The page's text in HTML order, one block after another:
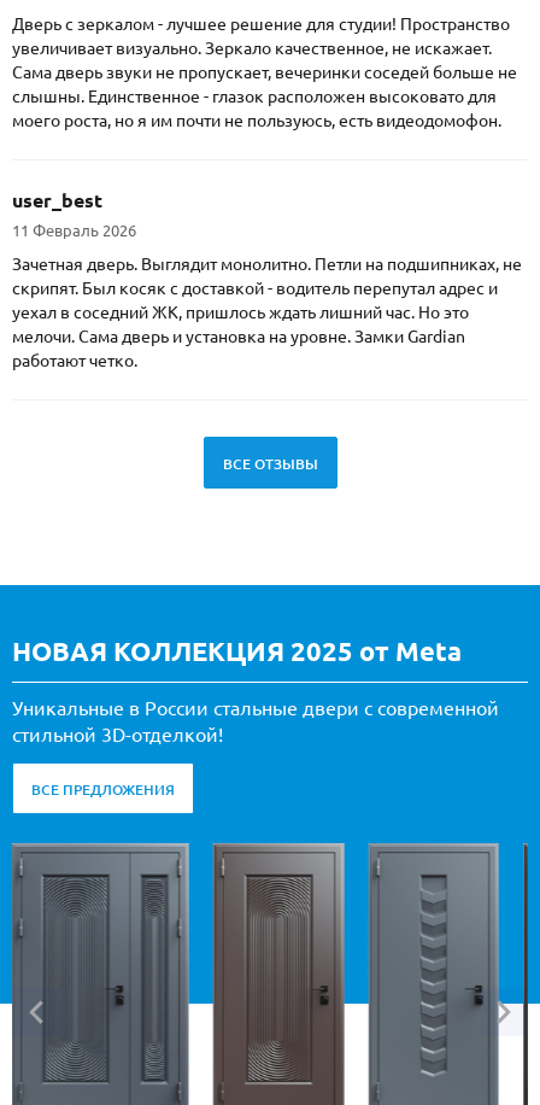
Дверь с зеркалом - лучшее решение для студии! Пространство
увеличивает визуально. Зеркало качественное, не искажает.
Сама дверь звуки не пропускает, вечеринки соседей больше не
слышны. Единственное - глазок расположен высоковато для
моего роста, но я им почти не пользуюсь, есть видеодомофон.
user_best
11 Февраль 2026
Зачетная дверь. Выглядит монолитно. Петли на подшипниках, не
скрипят. Был косяк с доставкой - водитель перепутал адрес и
уехал в соседний ЖК, пришлось ждать лишний час. Но это
мелочи. Сама дверь и установка на уровне. Замки Gardian
работают четко.
ВСЕ ОТЗЫВЫ
НОВАЯ КОЛЛЕКЦИЯ 2025 от Meta
Уникальные в России стальные двери с современной
стильной 3D-отделкой!
ВСЕ ПРЕДЛОЖЕНИЯ